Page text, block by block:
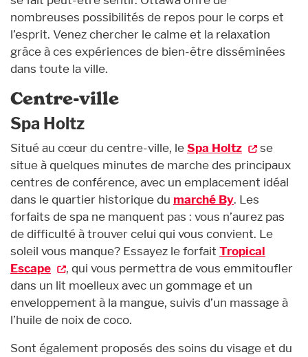
nombreuses possibilités de repos pour le corps et
l’esprit. Venez chercher le calme et la relaxation
grâce à ces expériences de bien-être disséminées
dans toute la ville.
Centre-ville
Spa Holtz
Situé au cœur du centre-ville, leSpa Holtz
se
situe à quelques minutes de marche des principaux
centres de conférence, avec un emplacement idéal
dans le quartier historique du marché By. Les
forfaits de spa ne manquent pas : vous n’aurez pas
de difficulté à trouver celui qui vous convient. Le
soleil vous manque? Essayez le forfait Tropical
Escape
, qui vous permettra de vous emmitoufler
dans un lit moelleux avec un gommage et un
enveloppement à la mangue, suivis d’un massage à
l’huile de noix de coco.
Sont également proposés des soins du visage et du